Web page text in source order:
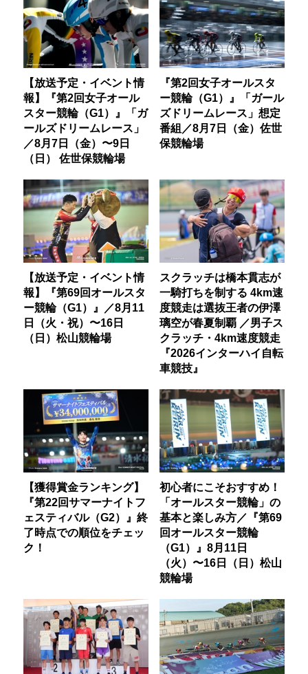
【放送予定・イベント情
報】『第2回女子オール
スター競輪（G1）』「ガ
ールズドリームレース」
／8月7日（金）〜9日
（日） 佐世保競輪場
『第2回女子オールスタ
ー競輪（G1）』「ガール
ズドリームレース」想定
番組／8月7日（金）佐世
保競輪場
【放送予定・イベント情
報】『第69回オールスタ
ー競輪（G1）』／8月11
日（火・祝）〜16日
（日）松山競輪場
スクラッチは橋本貫志が
一騎打ちを制する 4km速
度競走は選抜王者の伊澤
璃空が春夏制覇 ／男子ス
クラッチ・4km速度競走
『2026インターハイ自転
車競技』
【獲得賞金ランキング】
『第22回サマーナイトフ
ェスティバル（G2）』終
了時点での順位をチェッ
ク！
初心者にこそおすすめ！
「オールスター競輪」の
基本と楽しみ方／『第69
回オールスター競輪
（G1）』8月11日
（火）〜16日（日）松山
競輪場